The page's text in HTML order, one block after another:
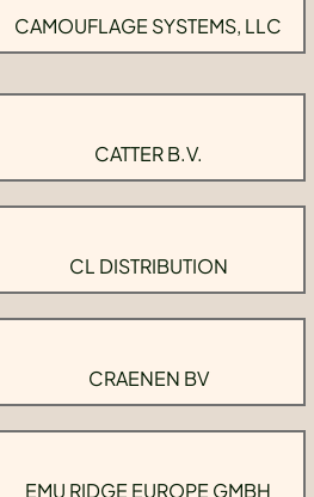
CAMOUFLAGE SYSTEMS, LLC
CATTER B.V.
CL DISTRIBUTION
CRAENEN BV
EMU RIDGE EUROPE GMBH